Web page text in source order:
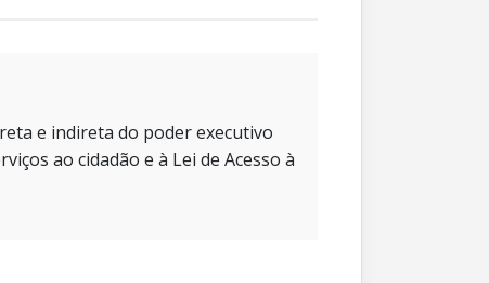
e indireta do poder executivo
ao cidadão e à Lei de Acesso à